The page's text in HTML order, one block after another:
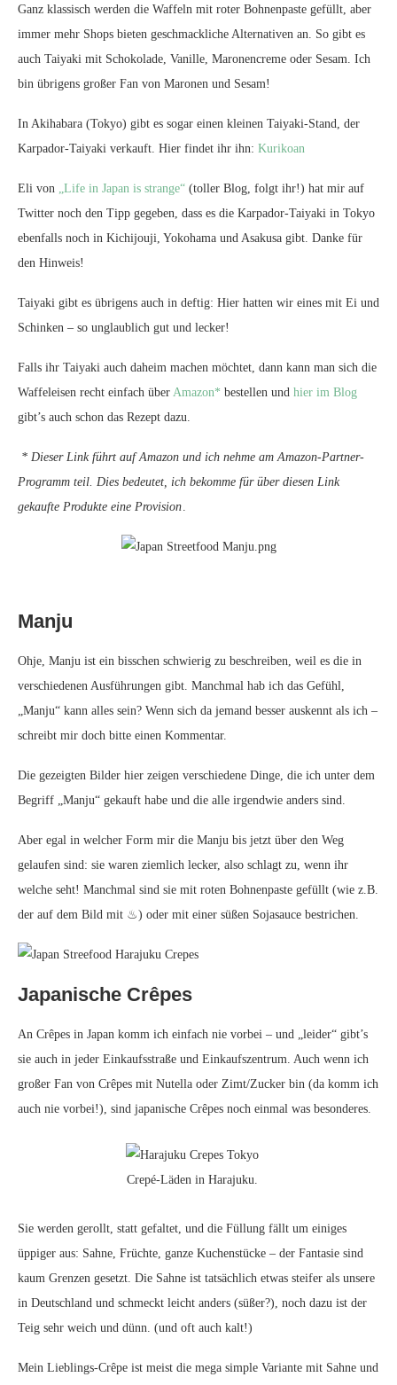
Ganz klassisch werden die Waffeln mit roter Bohnenpaste gefüllt, aber
immer mehr Shops bieten geschmackliche Alternativen an. So gibt es
auch Taiyaki mit Schokolade, Vanille, Maronencreme oder Sesam. Ich
bin übrigens großer Fan von Maronen und Sesam!
In Akihabara (Tokyo) gibt es sogar einen kleinen Taiyaki-Stand, der
Karpador-Taiyaki verkauft. Hier findet ihr ihn: Kurikoan
Eli von „Life in Japan is strange“ (toller Blog, folgt ihr!) hat mir auf
Twitter noch den Tipp gegeben, dass es die Karpador-Taiyaki in Tokyo
ebenfalls noch in Kichijouji, Yokohama und Asakusa gibt. Danke für
den Hinweis!
Taiyaki gibt es übrigens auch in deftig: Hier hatten wir eines mit Ei und
Schinken – so unglaublich gut und lecker!
Falls ihr Taiyaki auch daheim machen möchtet, dann kann man sich die
Waffeleisen recht einfach über Amazon* bestellen und hier im Blog
gibt’s auch schon das Rezept dazu.
* Dieser Link führt auf Amazon und ich nehme am Amazon-Partner-
Programm teil. Dies bedeutet, ich bekomme für über diesen Link
gekaufte Produkte eine Provision.
Manju
Ohje, Manju ist ein bisschen schwierig zu beschreiben, weil es die in
verschiedenen Ausführungen gibt. Manchmal hab ich das Gefühl,
„Manju“ kann alles sein? Wenn sich da jemand besser auskennt als ich –
schreibt mir doch bitte einen Kommentar.
Die gezeigten Bilder hier zeigen verschiedene Dinge, die ich unter dem
Begriff „Manju“ gekauft habe und die alle irgendwie anders sind.
Aber egal in welcher Form mir die Manju bis jetzt über den Weg
gelaufen sind: sie waren ziemlich lecker, also schlagt zu, wenn ihr
welche seht! Manchmal sind sie mit roten Bohnenpaste gefüllt (wie z.B.
der auf dem Bild mit ♨) oder mit einer süßen Sojasauce bestrichen.
Japanische Crêpes
An Crêpes in Japan komm ich einfach nie vorbei – und „leider“ gibt’s
sie auch in jeder Einkaufsstraße und Einkaufszentrum. Auch wenn ich
großer Fan von Crêpes mit Nutella oder Zimt/Zucker bin (da komm ich
auch nie vorbei!), sind japanische Crêpes noch einmal was besonderes.
Crepé-Läden in Harajuku.
Sie werden gerollt, statt gefaltet, und die Füllung fällt um einiges
üppiger aus: Sahne, Früchte, ganze Kuchenstücke – der Fantasie sind
kaum Grenzen gesetzt. Die Sahne ist tatsächlich etwas steifer als unsere
in Deutschland und schmeckt leicht anders (süßer?), noch dazu ist der
Teig sehr weich und dünn. (und oft auch kalt!)
Mein Lieblings-Crêpe ist meist die mega simple Variante mit Sahne und